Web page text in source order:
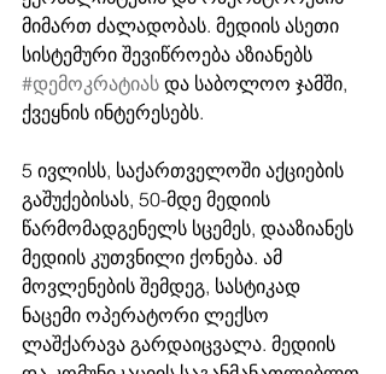
მიმართ ძალადობას. მედიის ასეთი
სისტემური შევიწროება აზიანებს
#დემოკრატიას და საბოლოო ჯამში,
ქვეყნის ინტერესებს.
5 ივლისს, საქართველოში აქციების
გაშუქებისას, 50-მდე მედიის
წარმომადგენელს სცემეს, დააზიანეს
მედიის კუთვნილი ქონება. ამ
მოვლენების შემდეგ, სასტიკად
ნაცემი ოპერატორი ლექსო
ლაშქარავა გარდაიცვალა. მედიის